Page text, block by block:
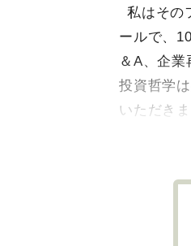
私はその
ールで、
＆A、企
投資哲学
いただきま